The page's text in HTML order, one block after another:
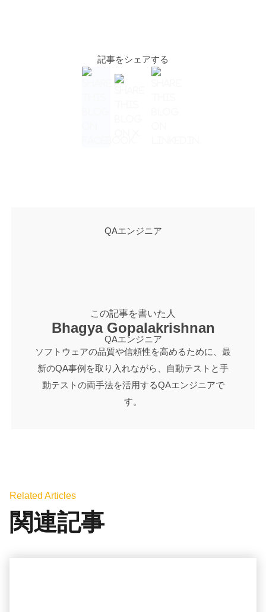
記事をシェアする
QAエンジニア
この記事を書いた人
Bhagya Gopalakrishnan
QAエンジニア
ソフトウェアの品質や信頼性を高めるために、最
新のQA事例を取り入れながら、自動テストと手
動テストの両手法を活用するQAエンジニアで
す。
Related Articles
関連記事